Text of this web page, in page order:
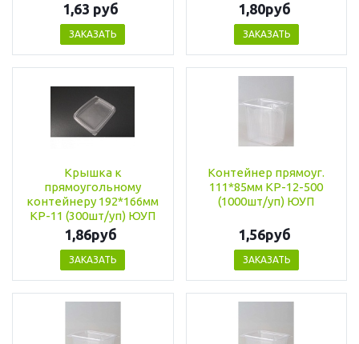
1,63 руб
ЗАКАЗАТЬ
1,80руб
ЗАКАЗАТЬ
Крышка к
прямоугольному
контейнеру 192*166мм
КР-11 (300шт/уп) ЮУП
1,86руб
ЗАКАЗАТЬ
Контейнер прямоуг.
111*85мм КР-12-500
(1000шт/уп) ЮУП
1,56руб
ЗАКАЗАТЬ